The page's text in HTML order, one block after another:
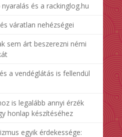
és a rackinglog.hu
váratlan nehézségei
sem árt beszerezni némi
a vendéglátás is fellendül
is legalább annyi érzék
honlap készítéséhez
egyik érdekessége: